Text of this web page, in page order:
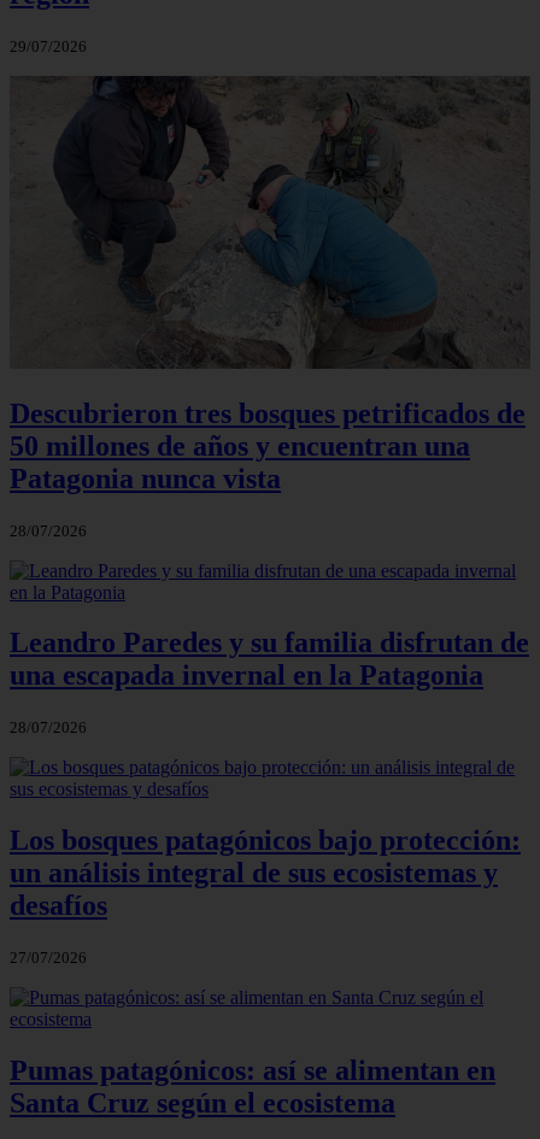
29/07/2026
Descubrieron tres bosques petrificados de
50 millones de años y encuentran una
Patagonia nunca vista
28/07/2026
Leandro Paredes y su familia disfrutan de
una escapada invernal en la Patagonia
28/07/2026
Los bosques patagónicos bajo protección:
un análisis integral de sus ecosistemas y
desafíos
27/07/2026
Pumas patagónicos: así se alimentan en
Santa Cruz según el ecosistema